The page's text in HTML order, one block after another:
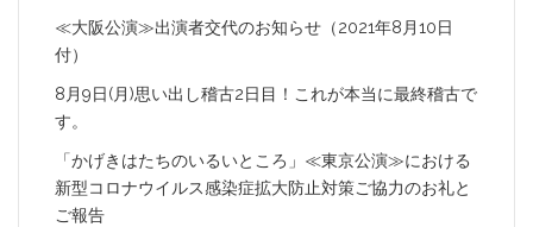
≪大阪公演≫出演者交代のお知らせ（2021年8月10日
付）
8月9日(月)思い出し稽古2日目！これが本当に最終稽古で
す。
「かげきはたちのいるいところ」≪東京公演≫における
新型コロナウイルス感染症拡大防止対策ご協力のお礼と
ご報告